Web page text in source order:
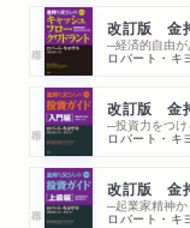
─経済的自由
ロバート・キ
改訂版 金
─投資力をつ
ロバート・キ
改訂版 金
─起業家精神
ロバート・キ